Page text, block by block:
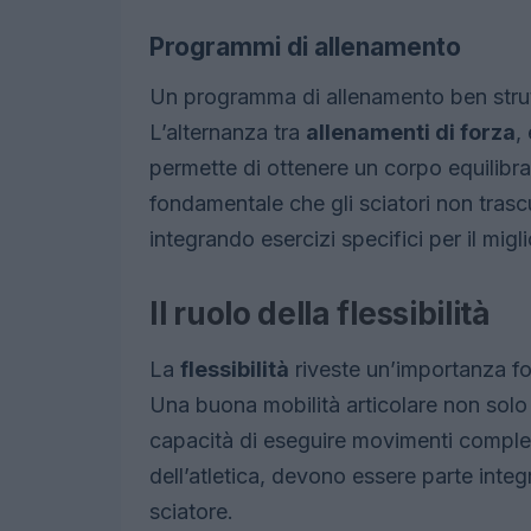
Programmi di allenamento
Un programma di allenamento ben
L’alternanza tra allenamenti di forza,
permette di ottenere un corpo
fondamentale che gli sciatori non
integrando esercizi specifici per il
Il ruolo della flessibilità
La flessibilità riveste un’importanza
Una buona mobilità articolare non
capacità di eseguire movimenti
dell’atletica, devono essere parte
sciatore.